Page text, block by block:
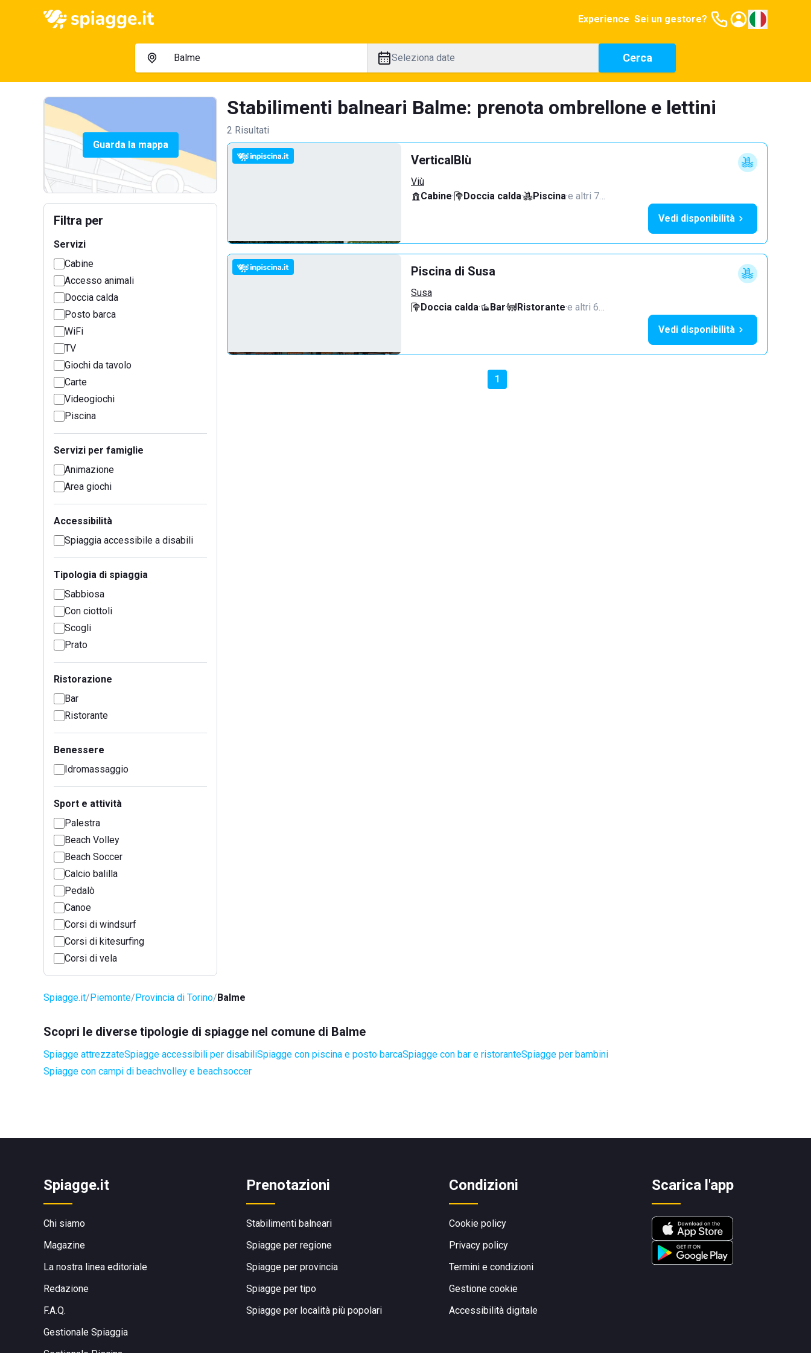
Experience Sei un gestore?
Seleziona date Cerca
Guarda la mappa
Filtra per
Servizi
Cabine
Accesso animali
Doccia calda
Posto barca
WiFi
TV
Giochi da tavolo
Carte
Videogiochi
Piscina
Servizi per famiglie
Animazione
Area giochi
Accessibilità
Spiaggia accessibile a disabili
Tipologia di spiaggia
Sabbiosa
Con ciottoli
Scogli
Prato
Ristorazione
Bar
Ristorante
Benessere
Idromassaggio
Sport e attività
Palestra
Beach Volley
Beach Soccer
Calcio balilla
Pedalò
Canoe
Corsi di windsurf
Corsi di kitesurfing
Corsi di vela
Stabilimenti balneari Balme: prenota ombrellone e lettini
2 Risultati
VerticalBlù
Viù
Cabine· Doccia calda· Piscina·e altri 7…
Vedi disponibilità
Piscina di Susa
Susa
Doccia calda· Bar· Ristorante·e altri 6…
Vedi disponibilità
1
Spiagge.it Piemonte Provincia di Torino Balme
Scopri le diverse tipologie di spiagge nel comune di Balme
Spiagge attrezzateSpiagge accessibili per disabiliSpiagge con piscina e posto barcaSpiagge con bar e ristoranteSpiagge per bambini
Spiagge con campi di beachvolley e beachsoccer
Spiagge.it
Chi siamo
Magazine
La nostra linea editoriale
Redazione
F.A.Q.
Gestionale Spiaggia
Prenotazioni
Stabilimenti balneari
Spiagge per regione
Spiagge per provincia
Spiagge per tipo
Spiagge per località più popolari
Condizioni
Cookie policy
Privacy policy
Termini e condizioni
Gestione cookie
Accessibilità digitale
Scarica l'app